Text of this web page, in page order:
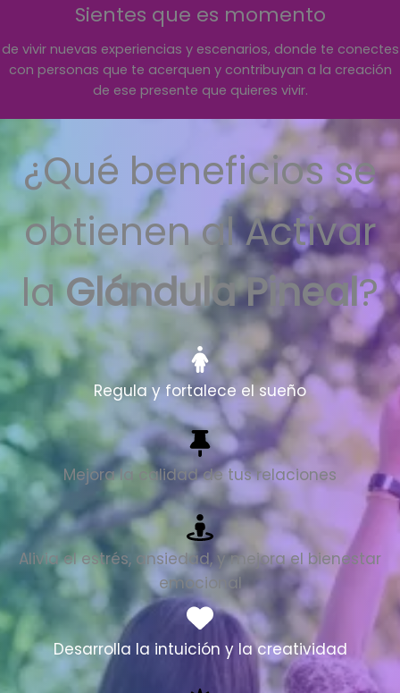
Sientes que es momento
de vivir nuevas experiencias y escenarios, donde te conectes
con personas que te acerquen y contribuyan a la creación
de ese presente que quieres vivir.
¿Qué beneficios se
obtienen al Activar
laGlándula Pineal?
Regula y fortalece el sueño
Mejora la calidad de tus relaciones
Alivia el estrés, ansiedad, y mejora el bienestar
emocional
Desarrolla la intuición y la creatividad